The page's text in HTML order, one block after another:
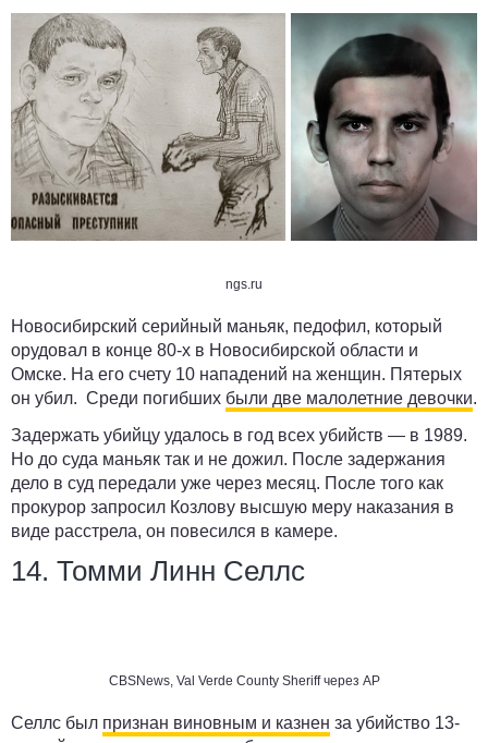
ngs.ru
Новосибирский серийный маньяк, педофил, который
орудовал в конце 80-х в Новосибирской области и
Омске. На его счету 10 нападений на женщин. Пятерых
он убил. Среди погибших были две малолетние девочки.
Задержать убийцу удалось в год всех убийств — в 1989.
Но до суда маньяк так и не дожил. После задержания
дело в суд передали уже через месяц. После того как
прокурор запросил Козлову высшую меру наказания в
виде расстрела, он повесился в камере.
14. Томми Линн Селлс
CBSNews, Val Verde County Sheriff через AP
Селлс был признан виновным и казнен за убийство 13-